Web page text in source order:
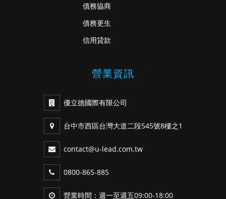
債務協商
債務更生
信用貸款
營業資訊
優立德國際有限公司
台中市西區台灣大道二段545號8樓之1
contact@u-lead.com.tw
0800-865-885
營業時間：週一至週五09:00-18:00